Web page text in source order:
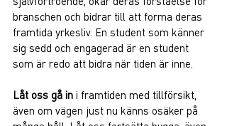
branschen och bidrar till att forma deras
framtida yrkesliv. En student som känner
sig sedd och engagerad är en student
som är redo att bidra när tiden är inne.
Låt oss gå in i framtiden med tillförsikt,
även om vägen just nu känns osäker på